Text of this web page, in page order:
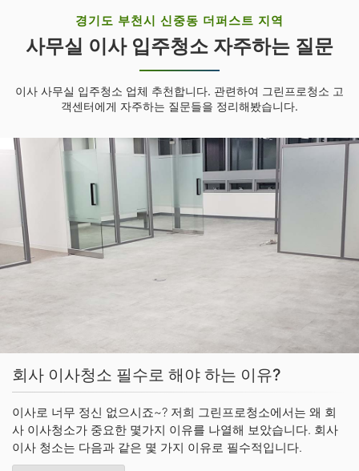
경기도 부천시 신중동 더퍼스트 지역
사무실 이사 입주청소 자주하는 질문
이사 사무실 입주청소 업체 추천합니다. 관련하여 그린프로청소 고
객센터에게 자주하는 질문들을 정리해봤습니다.
회사 이사청소 필수로 해야 하는 이유?
이사로 너무 정신 없으시죠~? 저희 그린프로청소에서는 왜 회
사 이사청소가 중요한 몇가지 이유를 나열해 보았습니다. 회사
이사 청소는 다음과 같은 몇 가지 이유로 필수적입니다.